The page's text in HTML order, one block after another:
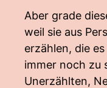
Aber grade
weil sie aus
erzählen, die
immer noch zu
Unerzählten,